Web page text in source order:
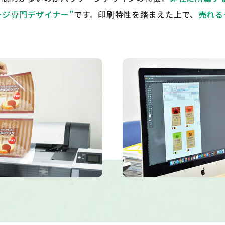
専門デザイナー”です。印刷特性を踏まえた上で、 売れ